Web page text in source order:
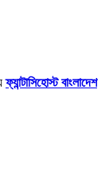
ফ্যান্টাসিহোস্ট বাংলাদেশ